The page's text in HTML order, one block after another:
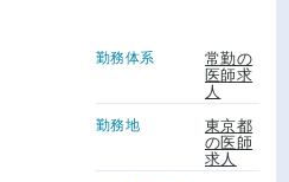
勤務体系
常勤の
医師求
人
勤務地
東京都
の医師
求人